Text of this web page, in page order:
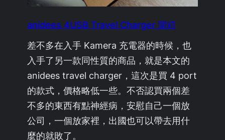
anidees 4USB Travel Charger 開箱
差不多在入手 Kamera 充電器的時候，也
入手了另一款同性質的商品，就是本文的
anidees travel charger，這次是買 4 port
的款式，價格略低一些。不否認買兩個差
不多的東西有點神經病，安慰自己一個放
公司，一個放家裡，出國也可以帶去用什
麼的就敗了。